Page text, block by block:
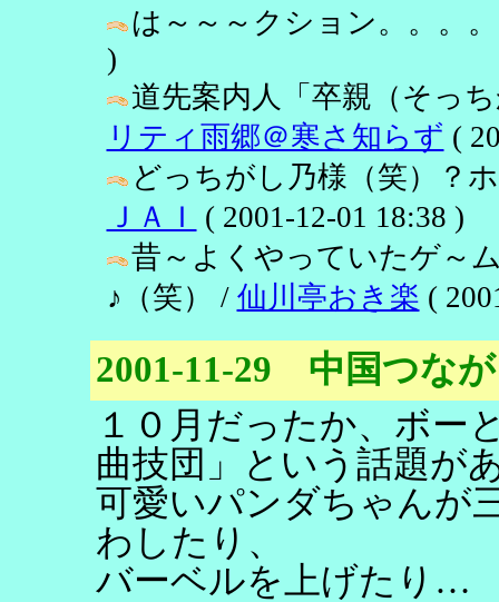
は～～～クション。。。
)
道先案内人「卒親（そっ
リティ雨郷＠寒さ知らず (
どっちがし乃様（笑）？
ＪＡＩ
( 2001-12-01 18:38 )
昔～よくやっていたゲ～
♪（笑） / 仙川亭おき楽 (
2001-11-29 中国つな
１０月だったか、ボー
曲技団」という話題が
可愛いパンダちゃんが
わしたり、
バーベルを上げたり…